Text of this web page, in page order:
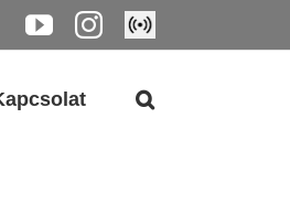
Facebook
YouTube
Instagram
Élő
közvetítés